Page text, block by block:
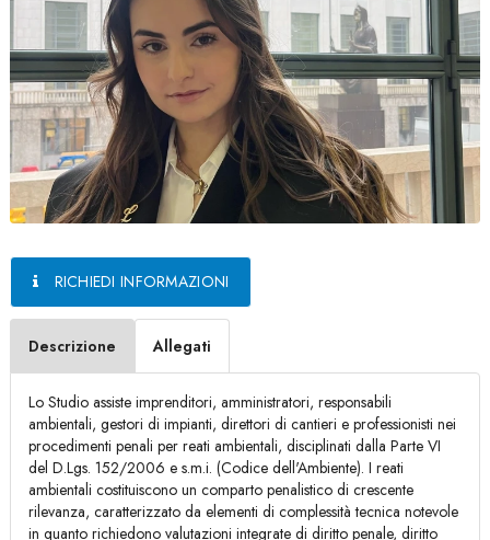
RICHIEDI INFORMAZIONI
Descrizione Allegati
Lo Studio assiste imprenditori, amministratori, responsabili
ambientali, gestori di impianti, direttori di cantieri e professionisti nei
procedimenti penali per reati ambientali, disciplinati dalla Parte VI
del D.Lgs. 152/2006 e s.m.i. (Codice dell'Ambiente). I reati
ambientali costituiscono un comparto penalistico di crescente
rilevanza, caratterizzato da elementi di complessità tecnica notevole
in quanto richiedono valutazioni integrate di diritto penale, diritto